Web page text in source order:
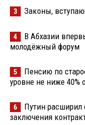
3 Законы,
4
В Абхазии
молодёжный форум
5
Пенсию по
уровне не ниже 40%
6
Путин
заключения